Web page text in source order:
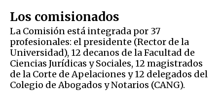
Los comisionados
La Comisión está integrada por 37
profesionales: el presidente (Rector de la
Universidad), 12 decanos de la Facultad de
Ciencias Jurídicas y Sociales, 12 magistrados
de la Corte de Apelaciones y 12 delegados del
Colegio de Abogados y Notarios (CANG).